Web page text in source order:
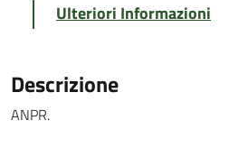
Ulteriori Informazioni
Descrizione
ANPR.